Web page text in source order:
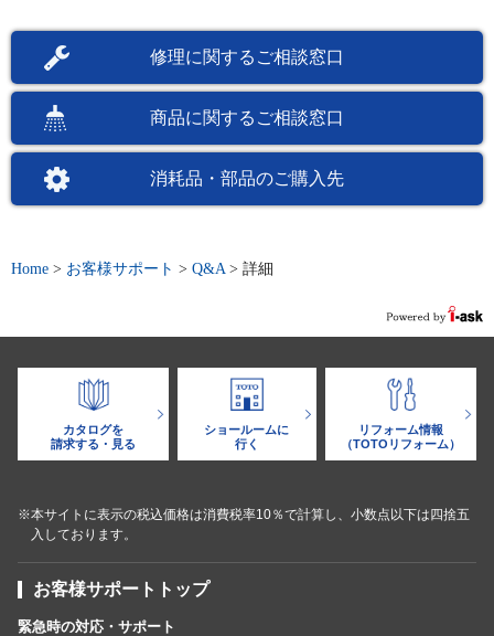
修理に関するご相談窓口
商品に関するご相談窓口
消耗品・部品のご購入先
Home > お客様サポート > Q&A > 詳細
カタログを
請求する・見る
ショールームに
行く
リフォーム情報
（TOTOリフォーム）
※本サイトに表示の税込価格は消費税率10％で計算し、小数点以下は四捨五
入しております。
お客様サポートトップ
緊急時の対応・サポート